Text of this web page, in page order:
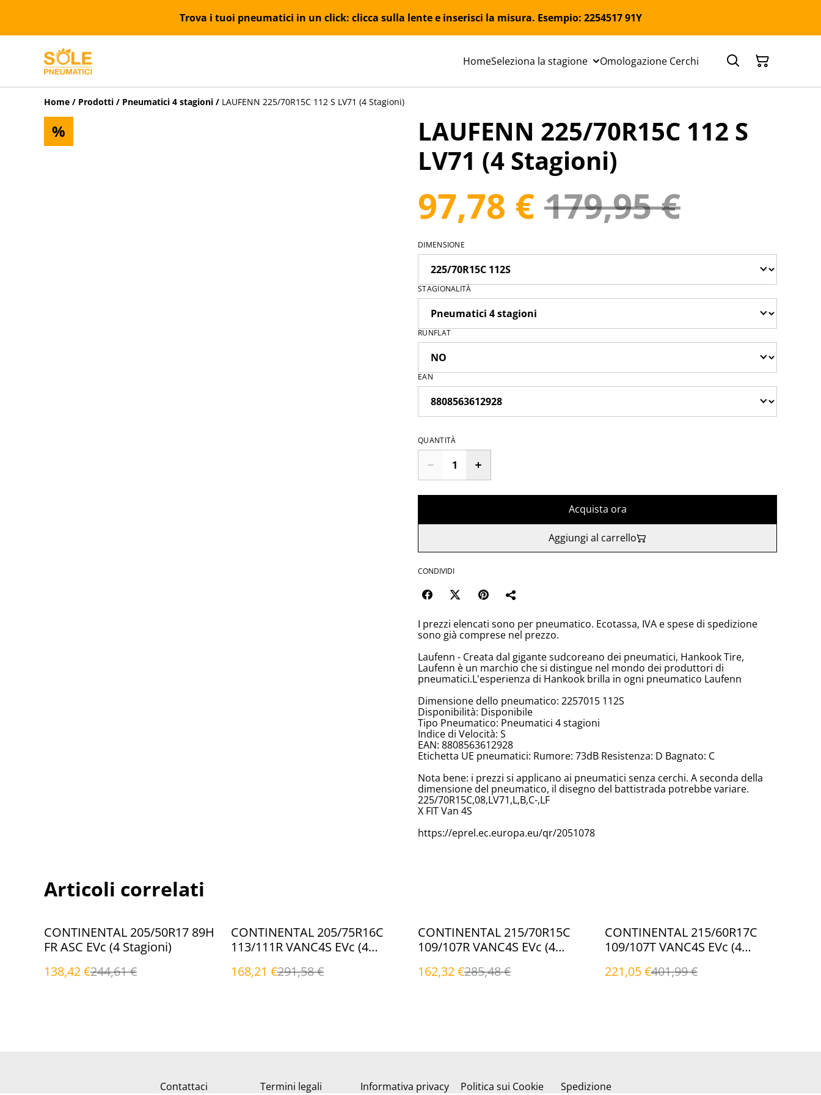
Trova i tuoi pneumatici in un click: clicca sulla lente e inserisci la misura. Esempio: 2254517 91Y
HomeSeleziona la stagione Omologazione Cerchi
Home / Prodotti / Pneumatici 4 stagioni / LAUFENN 225/70R15C 112 S LV71 (4 Stagioni)
%
LAUFENN 225/70R15C 112 S
LV71 (4 Stagioni)
97,78 € 179,95 €
DIMENSIONE
STAGIONALITÀ
RUNFLAT
EAN
QUANTITÀ
Acquista ora
Aggiungi al carrello
CONDIVIDI
I prezzi elencati sono per pneumatico. Ecotassa, IVA e spese di spedizione
sono già comprese nel prezzo.
Laufenn - Creata dal gigante sudcoreano dei pneumatici, Hankook Tire,
Laufenn è un marchio che si distingue nel mondo dei produttori di
pneumatici.L'esperienza di Hankook brilla in ogni pneumatico Laufenn
Dimensione dello pneumatico: 2257015 112S
Disponibilità: Disponibile
Tipo Pneumatico: Pneumatici 4 stagioni
Indice di Velocità: S
EAN: 8808563612928
Etichetta UE pneumatici: Rumore: 73dB Resistenza: D Bagnato: C
Nota bene: i prezzi si applicano ai pneumatici senza cerchi. A seconda della
dimensione del pneumatico, il disegno del battistrada potrebbe variare.
225/70R15C,08,LV71,L,B,C-,LF
X FIT Van 4S
https://eprel.ec.europa.eu/qr/2051078
Articoli correlati
%
CONTINENTAL 205/50R17 89H
FR ASC EVc (4 Stagioni)
138,42 €244,61 €
%
CONTINENTAL 205/75R16C
113/111R VANC4S EVc (4
168,21 €291,58 €
%
CONTINENTAL 215/70R15C
109/107R VANC4S EVc (4
162,32 €285,48 €
%
CONTINENTAL 215/60R17C
109/107T VANC4S EVc (4
221,05 €401,99 €
Contattaci Termini legali Informativa privacy Politica sui Cookie Spedizione